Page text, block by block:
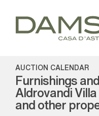
AUCTION CALENDAR
Furnishings
Aldrovandi
and other